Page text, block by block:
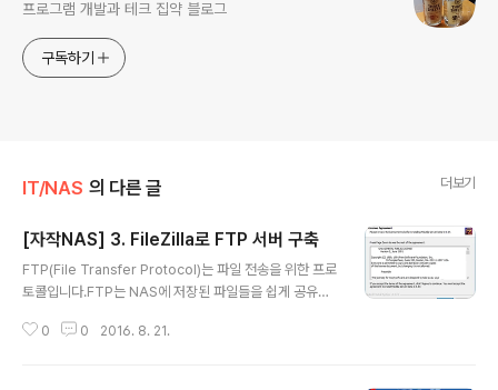
프로그램 개발과 테크 집약 블로그
구독하기
IT/NAS 의 다른 글 더보기
[자작NAS] 3. FileZilla로 FTP 서버 구축
FTP(File Transfer Protocol)는 파일 전송을 위한 프로
토콜입니다.FTP는 NAS에 저장된 파일들을 쉽게 공유할
FTP 기능을 추가할 수 있습니다. 1. FileZilla 서버 설치먼
0 0 2016. 8. 21.